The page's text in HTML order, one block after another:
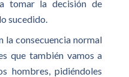
tomar la decisión de
sucedido.
la consecuencia normal
que también vamos a
hombres, pidiéndoles